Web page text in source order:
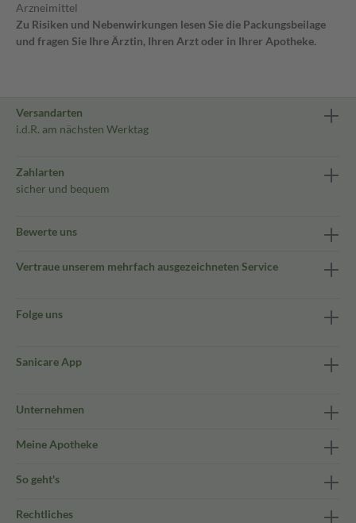
Arzneimittel
Zu Risiken und Nebenwirkungen lesen Sie die Packungsbeilage
und fragen Sie Ihre Ärztin, Ihren Arzt oder in Ihrer Apotheke.
Versandarten
i.d.R. am nächsten Werktag
Zahlarten
sicher und bequem
Bewerte uns
Vertraue unserem mehrfach ausgezeichneten Service
Folge uns
Sanicare App
Unternehmen
Meine Apotheke
So geht's
Rechtliches